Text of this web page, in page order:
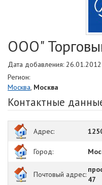
ООО"
Дата добавления: 26.01.2012
Регион:
Москва, Москва
Контактные
Адрес:
Город:
Почтовый адрес:
47